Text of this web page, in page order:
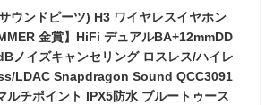
ウンドピーツ) H3 ワイヤレスイヤホン
金賞】HiFi デュアルBA+12mmDD
ノイズキャンセリング ロスレス/ハイレ
LDAC Snapdragon Sound QCC3091
チポイント IPX5防水 ブルートゥース